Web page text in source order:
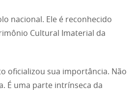
nacional. Ele é reconhecido
Cultural Imaterial da
oficializou sua importância. Não
É uma parte intrínseca da